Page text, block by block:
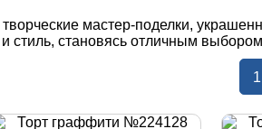
мастер-поделки,
стиль, становясь отличным
1